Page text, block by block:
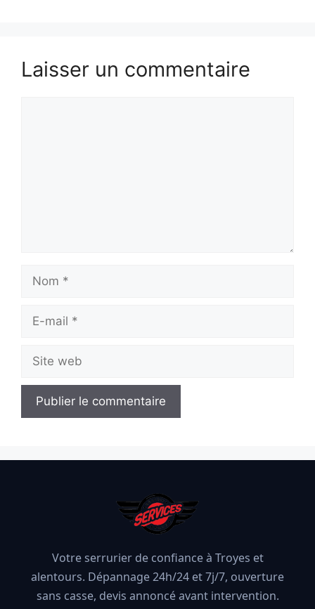
Laisser un commentaire
mail
web
Votre serrurier de confiance à Troyes et
alentours. Dépannage 24h/24 et 7j/7, ouverture
sans casse, devis annoncé avant intervention.